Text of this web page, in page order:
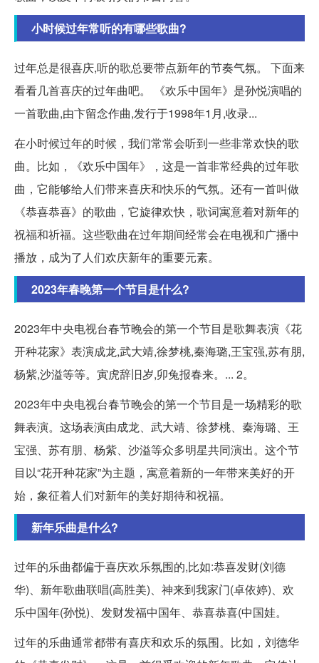
小时候过年常听的有哪些歌曲?
过年总是很喜庆,听的歌总要带点新年的节奏气氛。 下面来
看看几首喜庆的过年曲吧。 《欢乐中国年》是孙悦演唱的
一首歌曲,由卞留念作曲,发行于1998年1月,收录...
在小时候过年的时候，我们常常会听到一些非常欢快的歌
曲。比如，《欢乐中国年》，这是一首非常经典的过年歌
曲，它能够给人们带来喜庆和快乐的气氛。还有一首叫做
《恭喜恭喜》的歌曲，它旋律欢快，歌词寓意着对新年的
祝福和祈福。这些歌曲在过年期间经常会在电视和广播中
播放，成为了人们欢庆新年的重要元素。
2023年春晚第一个节目是什么?
2023年中央电视台春节晚会的第一个节目是歌舞表演《花
开种花家》表演成龙,武大靖,徐梦桃,秦海璐,王宝强,苏有朋,
杨紫,沙溢等等。寅虎辞旧岁,卯兔报春来。... 2。
2023年中央电视台春节晚会的第一个节目是一场精彩的歌
舞表演。这场表演由成龙、武大靖、徐梦桃、秦海璐、王
宝强、苏有朋、杨紫、沙溢等众多明星共同演出。这个节
目以“花开种花家”为主题，寓意着新的一年带来美好的开
始，象征着人们对新年的美好期待和祝福。
新年乐曲是什么?
过年的乐曲都偏于喜庆欢乐氛围的,比如:恭喜发财(刘德
华)、新年歌曲联唱(高胜美)、神来到我家门(卓依婷)、欢
乐中国年(孙悦)、发财发福中国年、恭喜恭喜(中国娃。
过年的乐曲通常都带有喜庆和欢乐的氛围。比如，刘德华